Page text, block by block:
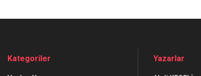
Kategoriler Yazarlar